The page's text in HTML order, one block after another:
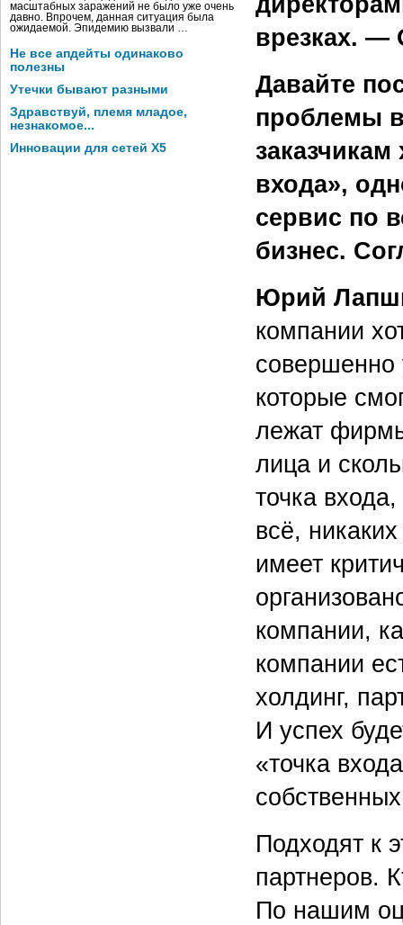
масштабных заражений не было уже очень
давно. Впрочем, данная ситуация была
ожидаемой. Эпидемию вызвали …
Не все апдейты одинаково
полезны
Утечки бывают разными
Здравствуй, племя младое,
незнакомое...
Инновации для сетей X5
врезках. —
Давайте
проблемы
входа»,
сервис по
бизнес.
Юрий
компании
совершенно
которые
лежат
лица и
точка
всё,
имеет
компании,
компании
холдинг,
И успех
«точка
Подходят к
партнеров.
По нашим